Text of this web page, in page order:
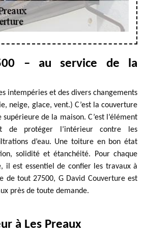
– au service de la
intempéries et des divers changements
neige, glace, vent.) C’est la couverture
de la maison. C’est l’élément
de protéger l’intérieur contre les
d’eau. Une toiture en bon état
solidité et étanchéité. Pour chaque
il est essentiel de confier les travaux à
de tout 27500, G David Couverture est
près de toute demande.
à Les Preaux